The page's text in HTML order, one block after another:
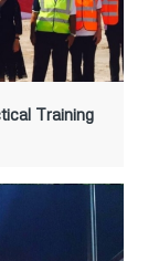
Training